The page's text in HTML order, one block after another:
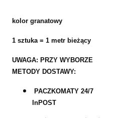
kolor granatowy
1 sztuka = 1 metr bieżący
UWAGA: PRZY WYBORZE
METODY DOSTAWY:
PACZKOMATY 24/7
InPOST